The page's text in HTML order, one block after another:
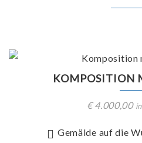
KOMPOSITION
€4.000,00
Gemälde auf die